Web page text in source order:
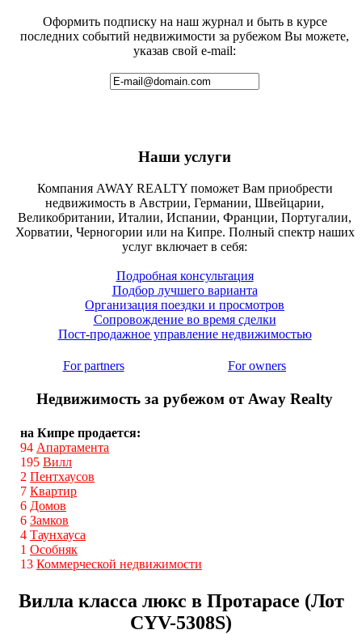
Оформить подписку на наш журнал и быть в курсе
последних событий недвижимости за рубежом Вы можете,
указав свой e-mail:
Наши услуги
Компания AWAY REALTY поможет Вам приобрести
недвижимость в Австрии, Германии, Швейцарии,
Великобритании, Италии, Испании, Франции, Португалии,
Хорватии, Черногории или на Кипре. Полный спектр наших
услуг включает в себя:
Подробная консультация
Подбор лучшего варианта
Организация поездки и просмотров
Сопровождение во время сделки
Пост-продажное управление недвижимостью
For partners For owners
Недвижимость за рубежом от Away Realty
на Кипре продается:
94 Апартамента
195 Вилл
2 Пентхаусов
7 Квартир
6 Домов
6 Замков
4 Таунхауса
1 Особняк
13 Коммерческой недвижимости
Вилла класса люкс в Протарасе (Лот
CYV-5308S)